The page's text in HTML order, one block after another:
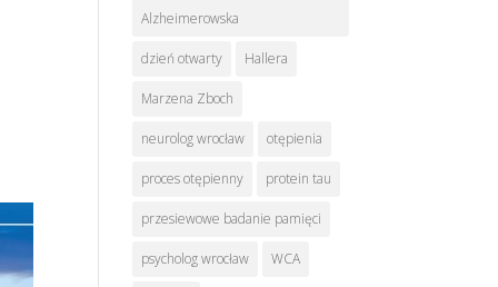
Alzheimerowska
dzień otwarty Hallera
Marzena Zboch
neurolog wrocław otępienia
proces otępienny protein tau
przesiewowe badanie pamięci
psycholog wrocław WCA